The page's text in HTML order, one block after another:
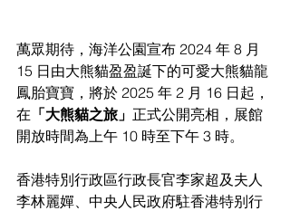
萬眾期待，海洋公園宣布 2024 年 8 月
15 日由大熊貓盈盈誕下的可愛大熊貓龍
鳳胎寶寶，將於 2025 年 2 月 16 日起，
在 「大熊貓之旅」 正式公開亮相，展館
開放時間為上午 10 時至下午 3 時。
香港特別行政區行政長官李家超及夫人
李林麗嬋、中央人民政府駐香港特别行